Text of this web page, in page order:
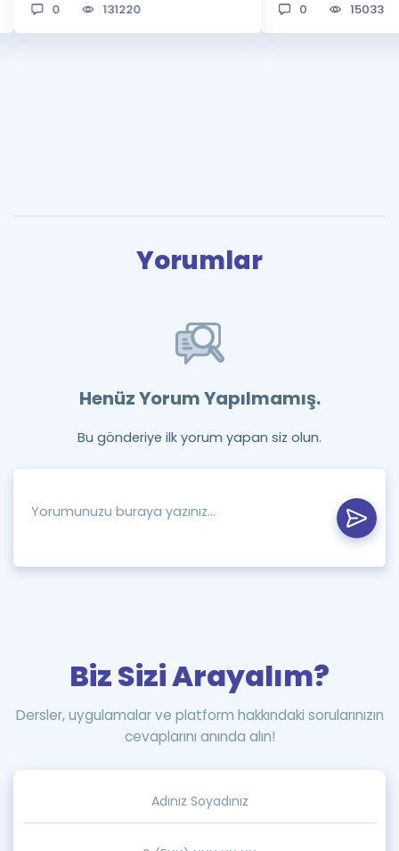
0 131220 0 15033
Yorumlar
Henüz Yorum Yapılmamış.
Bu gönderiye ilk yorum yapan siz olun.
Biz Sizi Arayalım?
Dersler, uygulamalar ve platform hakkındaki sorularınızın
cevaplarını anında alın!